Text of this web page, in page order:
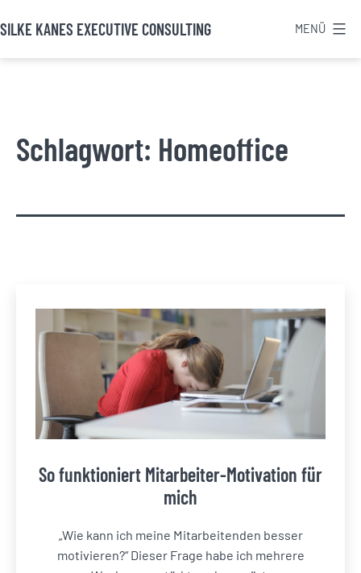
Inhalt
springen
SILKE KANES EXECUTIVE CONSULTING MENÜ
Schlagwort: Homeoffice
So funktioniert Mitarbeiter-Motivation für
mich
„Wie kann ich meine Mitarbeitenden besser
motivieren?“ Dieser Frage habe ich mehrere